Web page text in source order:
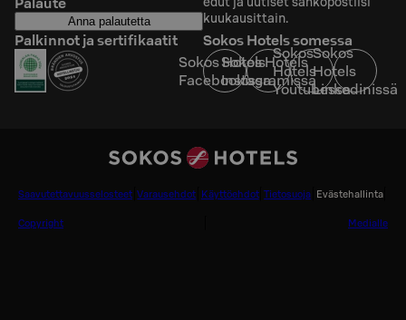
Anna palautetta
kuukausittain.
Palkinnot ja sertifikaatit
Sokos Hotels somessa
Sokos Hotels
Facebookissa
Sokos Hotels
Instagramissa
Sokos
Hotels
Youtubessa
Sokos
Hotels
Linkedinissä
Saavutettavuusselosteet Varausehdot Käyttöehdot Tietosuoja Evästehallinta
Copyright Medialle